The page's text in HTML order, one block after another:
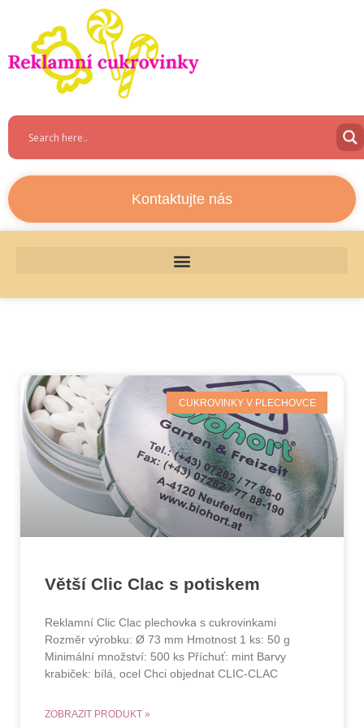
Kontaktujte nás
CUKROVINKY V PLECHOVCE
Větší Clic Clac s potiskem
Reklamní Clic Clac plechovka s cukrovinkami
Rozměr výrobku: Ø 73 mm Hmotnost 1 ks: 50 g
Minimální množství: 500 ks Příchuť: mint Barvy
krabiček: bílá, ocel Chci objednat CLIC-CLAC
ZOBRAZIT PRODUKT »